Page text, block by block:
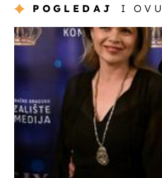
POGLEDAJ I